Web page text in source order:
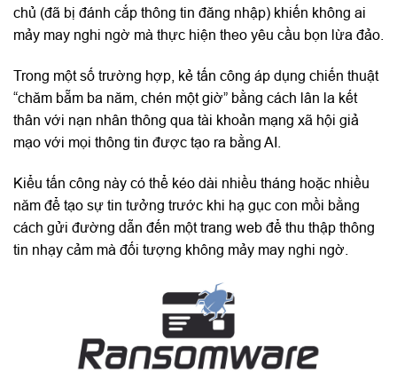
chủ (đã bị đánh cắp thông tin đăng nhập) khiến không ai
mảy may nghi ngờ mà thực hiện theo yêu cầu bọn lừa đảo.
Trong một số trường hợp, kẻ tấn công áp dụng chiến thuật
“chăm bẵm ba năm, chén một giờ” bằng cách lân la kết
thân với nạn nhân thông qua tài khoản mạng xã hội giả
mạo với mọi thông tin được tạo ra bằng AI.
Kiểu tấn công này có thể kéo dài nhiều tháng hoặc nhiều
năm để tạo sự tin tưởng trước khi hạ gục con mồi bằng
cách gửi đường dẫn đến một trang web để thu thập thông
tin nhạy cảm mà đối tượng không mảy may nghi ngờ.